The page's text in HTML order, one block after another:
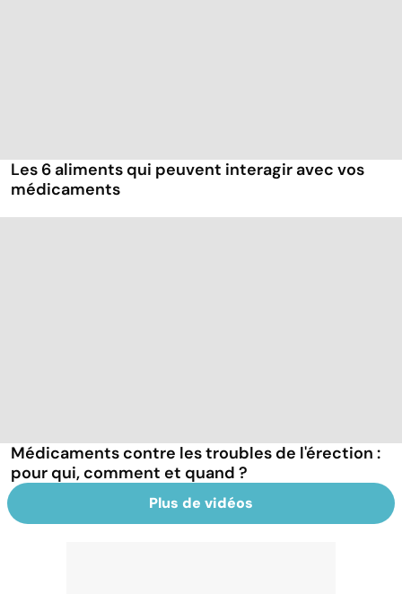
Les 6 aliments qui peuvent interagir avec vos
médicaments
Médicaments contre les troubles de l'érection :
pour qui, comment et quand ?
Plus de vidéos